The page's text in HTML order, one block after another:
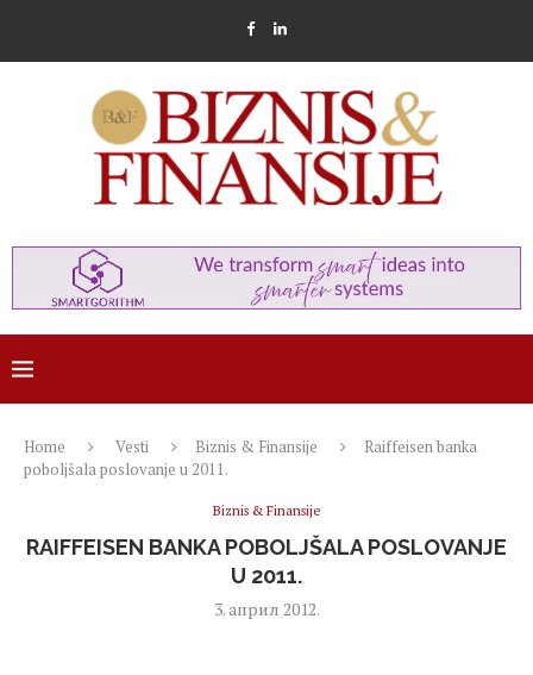
Home Vesti Biznis & Finansije
Raiffeisen banka
poboljšala poslovanje u 2011.
Biznis & Finansije
RAIFFEISEN BANKA POBOLJŠALA POSLOVANJE
U 2011.
3. април 2012.